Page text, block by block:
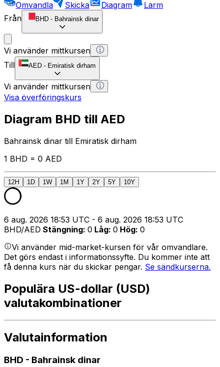
Omvandla Skicka Diagram
Larm
Från
BHD - Bahrainsk dinar
Vi använder mittkursen
Till
AED - Emiratisk dirham
Vi använder mittkursen
Visa överföringskurs
Diagram BHD till AED
Bahrainsk dinar till Emiratisk dirham
1 BHD = 0 AED
12H 1D 1W 1M 1Y 2Y 5Y 10Y
6 aug. 2026 18:53 UTC - 6 aug. 2026 18:53 UTC
BHD/AED Stängning: 0 Låg: 0 Hög: 0
Vi använder mid-market-kursen för vår omvandlare.
Det görs endast i informationssyfte. Du kommer inte att
få denna kurs när du skickar pengar. Se sändkurserna.
Populära US-dollar (USD)
valutakombinationer
Valutainformation
BHD - Bahrainsk dinar